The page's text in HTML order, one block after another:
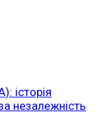
історія
незалежність